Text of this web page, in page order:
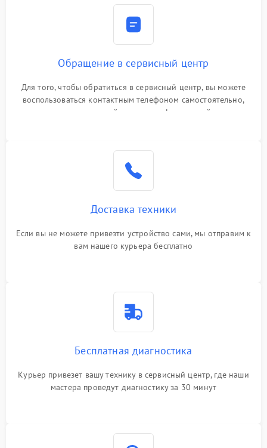
Обращение в сервисный центр
Для того, чтобы обратиться в сервисный центр, вы можете
воспользоваться контактным телефоном самостоятельно,
или оставить свой номер телефона на сайте
Доставка техники
Если вы не можете привезти устройство сами, мы отправим к
вам нашего курьера бесплатно
Бесплатная диагностика
Курьер привезет вашу технику в сервисный центр, где наши
мастера проведут диагностику за 30 минут